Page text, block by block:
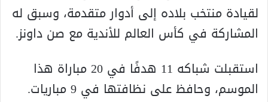
لقيادة منتخب بلاده إلى أدوار متقدمة، وسبق له
المشاركة في كأس العالم للأندية مع صن داونز.
استقبلت شباكه 11 هدفًا في 20 مباراة هذا
الموسم، وحافظ على نظافتها في 9 مباريات.